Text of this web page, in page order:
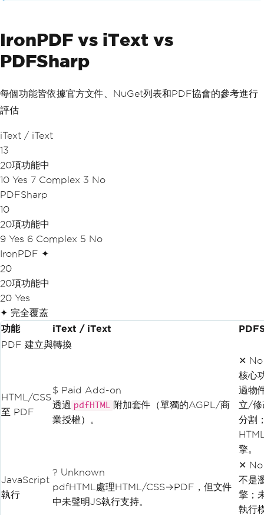
IronPDF vs iText vs
PDFSharp
每個功能皆依據官方文件、NuGet列表和PDF協會的參考進行
評估
iText / iText
13
20項功能中
10 Yes 7 Complex 3 No
PDFSharp
10
20項功能中
9 Yes 6 Complex 5 No
IronPDF ✦
20
20項功能中
20 Yes
✦ 完全覆蓋
功能
iText / iText
PDF 建立與轉換
HTML/CSS
至 PDF
$ Paid Add-on
透過 pdfHTML
附加套件（單獨的AGPL/商
業授權）。
✕ No
核心
過物
立/
分割
擎。
JavaScript
執行
? Unknown
pdfHTML處理HTML/CSS→PDF，但文件
中未聲明JS執行支持。
✕ No
不是
擎；
執行